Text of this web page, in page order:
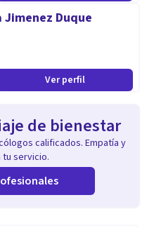
Jimenez Duque
Ver perfil
de bienestar
calificados. Empatía y
tu servicio.